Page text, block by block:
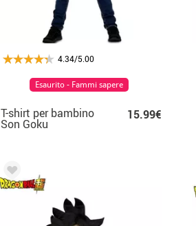
4.34/5.00
T-shirt per bambino
Son Goku
15.99€
Esaurito - Fammi sapere